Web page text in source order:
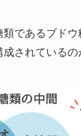
であるブド
されているの